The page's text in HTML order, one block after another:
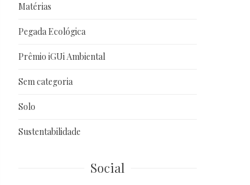
Matérias
Pegada Ecológica
Prêmio iGUi Ambiental
Sem categoria
Solo
Sustentabilidade
Social